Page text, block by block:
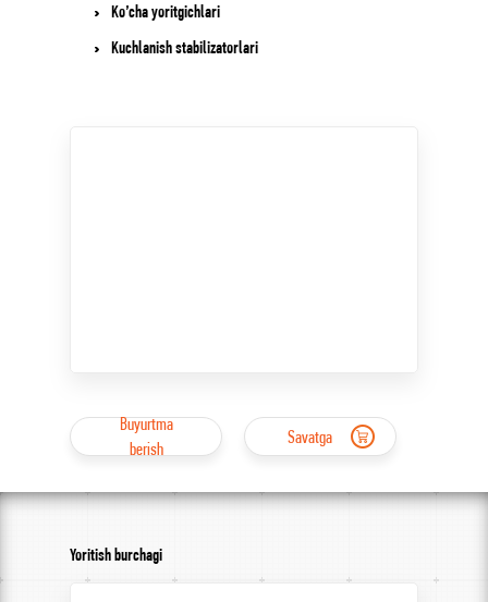
Ko’cha yoritgichlari
Kuchlanish stabilizatorlari
Buyurtma
berish
Savatga
Yoritish burchagi